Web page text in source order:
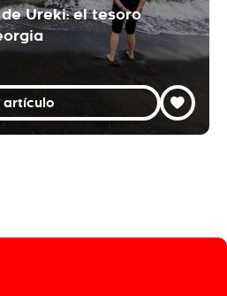
Ureki: el tesoro
artículo